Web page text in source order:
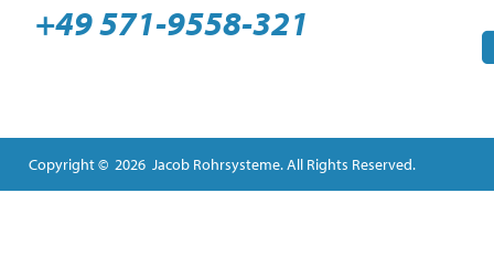
+49 571-9558-321
Copyright © 2026 Jacob Rohrsysteme. All Rights Reserved.